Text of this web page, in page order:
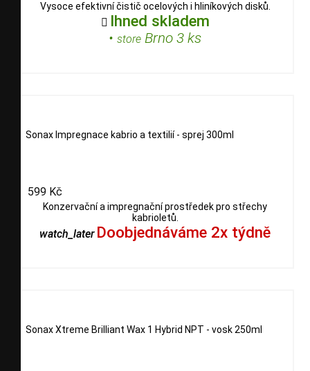
Vysoce efektivní čistič ocelových i hliníkových disků.
 Ihned skladem
• store Brno 3 ks
Sonax Impregnace kabrio a textilií - sprej 300ml
599 Kč
Konzervační a impregnační prostředek pro střechy
kabrioletů.
watch_later Doobjednáváme 2x týdně
Sonax Xtreme Brilliant Wax 1 Hybrid NPT - vosk 250ml